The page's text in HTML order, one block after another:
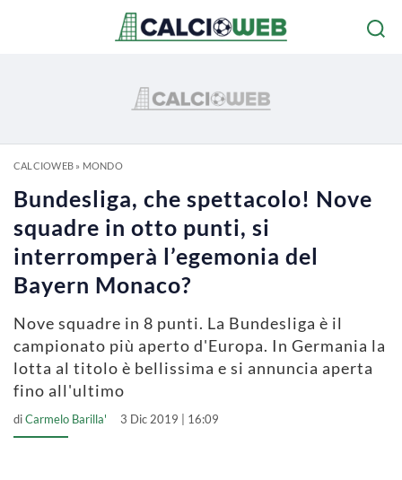
CALCIOWEB» MONDO
Bundesliga, che spettacolo! Nove
squadre in otto punti, si
interromperà l’egemonia del
Bayern Monaco?
Nove squadre in 8 punti. La Bundesliga è il
campionato più aperto d'Europa. In Germania la
lotta al titolo è bellissima e si annuncia aperta
fino all'ultimo
diCarmelo Barilla' 3 Dic 2019 | 16:09